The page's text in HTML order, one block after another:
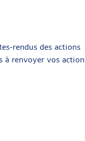
rendus des actions
à renvoyer vos